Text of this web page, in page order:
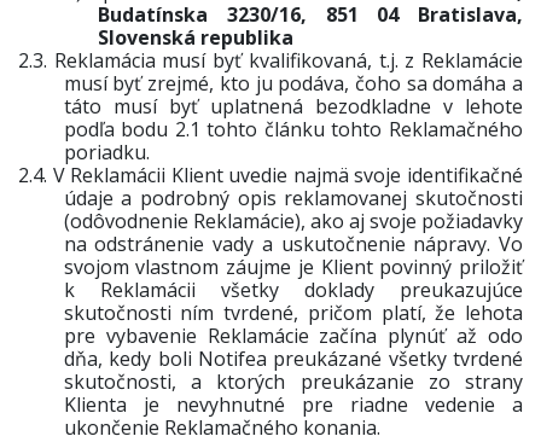
Budatínska 3230/16, 851 04 Bratislava,
Slovenská republika
2.3. Reklamácia musí byť kvalifikovaná, t.j. z Reklamácie
musí byť zrejmé, kto ju podáva, čoho sa domáha a
táto musí byť uplatnená bezodkladne v lehote
podľa bodu 2.1 tohto článku tohto Reklamačného
poriadku.
2.4. V Reklamácii Klient uvedie najmä svoje identifikačné
údaje a podrobný opis reklamovanej skutočnosti
(odôvodnenie Reklamácie), ako aj svoje požiadavky
na odstránenie vady a uskutočnenie nápravy. Vo
svojom vlastnom záujme je Klient povinný priložiť
k Reklamácii všetky doklady preukazujúce
skutočnosti ním tvrdené, pričom platí, že lehota
pre vybavenie Reklamácie začína plynúť až odo
dňa, kedy boli Notifea preukázané všetky tvrdené
skutočnosti, a ktorých preukázanie zo strany
Klienta je nevyhnutné pre riadne vedenie a
ukončenie Reklamačného konania.